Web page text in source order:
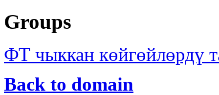
Groups
ФТ чыккан көйгөйлөрдү
Back to domain